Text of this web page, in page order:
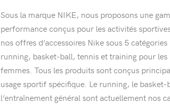
Sous la marque NIKE, nous proposons une
performance conçus pour les activités
nos offres d’accessoires Nike sous 5
running, basket-ball, tennis et training pour
femmes. Tous les produits sont conçus
usage sportif spécifique. Le running, le basket-
l’entraînement général sont actuellement nos